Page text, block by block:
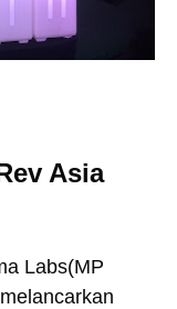
Asia
Labs(MP